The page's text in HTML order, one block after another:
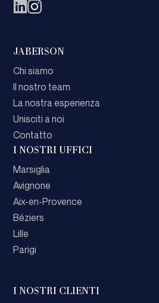
JABERSON
Chi siamo
Il nostro team
La nostra esperienza
Unisciti a noi
Contatto
I NOSTRI UFFICI
Marsiglia
Avignone
Aix-en-Provence
Béziers
Lille
Parigi
I NOSTRI CLIENTI